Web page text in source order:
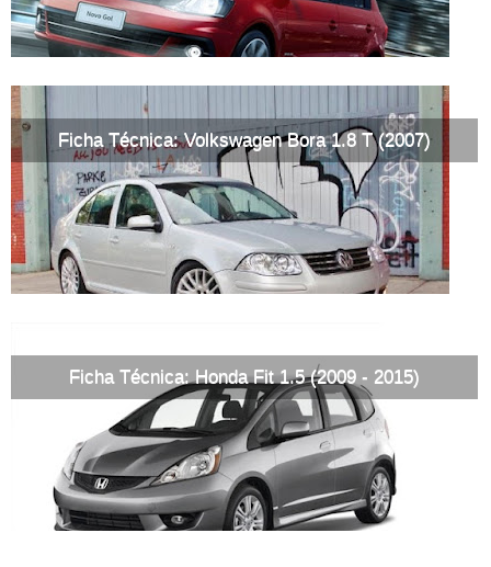
Ficha Técnica: Volkswagen Bora 1.8 T (2007)
Ficha Técnica: Honda Fit 1.5 (2009 - 2015)